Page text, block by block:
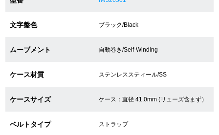
買取・下取りをご希望の方
買取・下取りはこちら
文字盤色 ブラック/Black
ムーブメント 自動巻き/Self-Winding
ケース材質 ステンレススティール/SS
ケースサイズ ケース：直径 41.0mm (リューズ含まず）
ベルトタイプ ストラップ